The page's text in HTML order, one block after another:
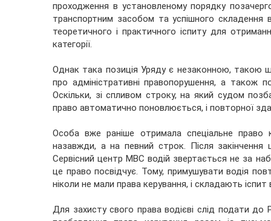
проходження в установленому порядку
транспортним засобом та успішного складення
теоретичного і практичного іспиту для
категорії.
Однак така позиція Уряду є незаконною, такою
про адміністративні правопорушення, а також
Оскільки, зі спливом строку, на який судом
право автоматично поновлюється, і повторної
Особа вже раніше отримала спеціальне право
назавжди, а на певний строк. Після
Сервісний центр МВС водій звертається не за
це право посвідчує. Тому, примушувати водія
ніколи не мали права керування, і складають
Для захисту свого права водієві слід подати до